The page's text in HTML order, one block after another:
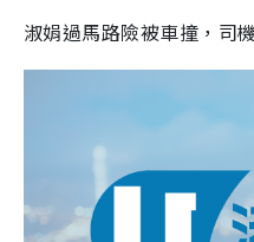
淑娟過馬路險被車撞，司